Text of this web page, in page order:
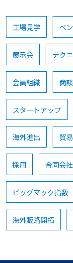
工場見学 ベ
展示会 テク
会員組織 商
スタートアップ
海外進出 貿易
採用 合同会
ビッグマック指数
海外販路開拓